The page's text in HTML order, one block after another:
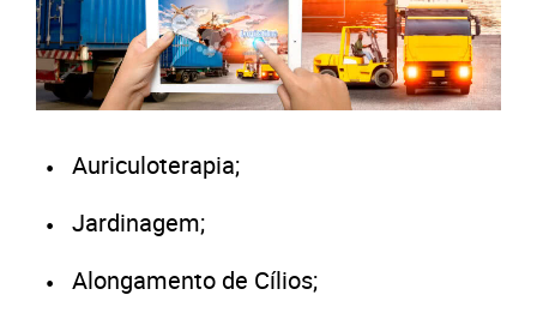
Auriculoterapia;
Jardinagem;
Alongamento de Cílios;